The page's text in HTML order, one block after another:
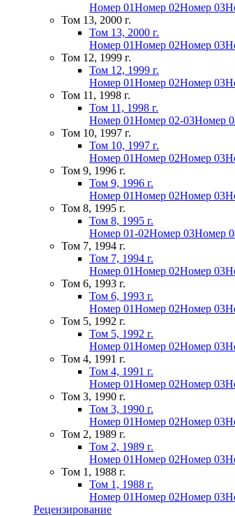
Номер 01Номер 02Номер 03
Том 13, 2000 г.
Том 13, 2000 г.
Номер 01Номер 02Номер 03
Том 12, 1999 г.
Том 12, 1999 г.
Номер 01Номер 02Номер 03
Том 11, 1998 г.
Том 11, 1998 г.
Номер 01Номер 02-03Номер
Том 10, 1997 г.
Том 10, 1997 г.
Номер 01Номер 02Номер 03
Том 9, 1996 г.
Том 9, 1996 г.
Номер 01Номер 02Номер 03
Том 8, 1995 г.
Том 8, 1995 г.
Номер 01-02Номер 03Номер
Том 7, 1994 г.
Том 7, 1994 г.
Номер 01Номер 02Номер 03
Том 6, 1993 г.
Том 6, 1993 г.
Номер 01Номер 02Номер 03
Том 5, 1992 г.
Том 5, 1992 г.
Номер 01Номер 02Номер 03
Том 4, 1991 г.
Том 4, 1991 г.
Номер 01Номер 02Номер 03
Том 3, 1990 г.
Том 3, 1990 г.
Номер 01Номер 02Номер 03
Том 2, 1989 г.
Том 2, 1989 г.
Номер 01Номер 02Номер 03
Том 1, 1988 г.
Том 1, 1988 г.
Номер 01Номер 02Номер 03
Рецензирование